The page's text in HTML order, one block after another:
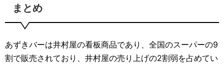
まとめ
あずきバーは井村屋の看板商品であり、全国のスーパーの9
割で販売されており、井村屋の売り上げの2割弱を占めてい